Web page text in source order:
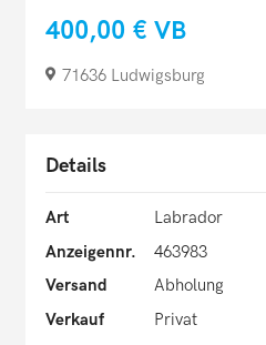
400,00 € VB
71636 Ludwigsburg
Details
Art
Labrador
Anzeigennr.
463983
Versand
Abholung
Verkauf
Privat